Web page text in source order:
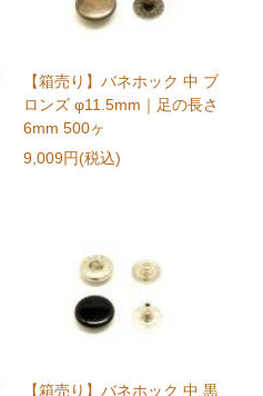
【箱売り】バネホック 中 ブ
ロンズ φ11.5mm｜足の長さ
6mm 500ヶ
9,009円(税込)
【箱売り】バネホック 中 黒